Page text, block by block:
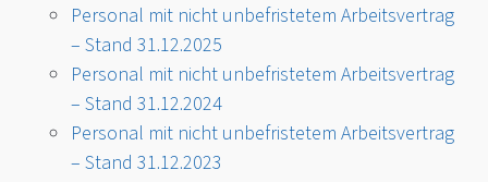
Personal mit nicht unbefristetem Arbeitsvertrag
– Stand 31.12.2025
Personal mit nicht unbefristetem Arbeitsvertrag
– Stand 31.12.2024
Personal mit nicht unbefristetem Arbeitsvertrag
– Stand 31.12.2023